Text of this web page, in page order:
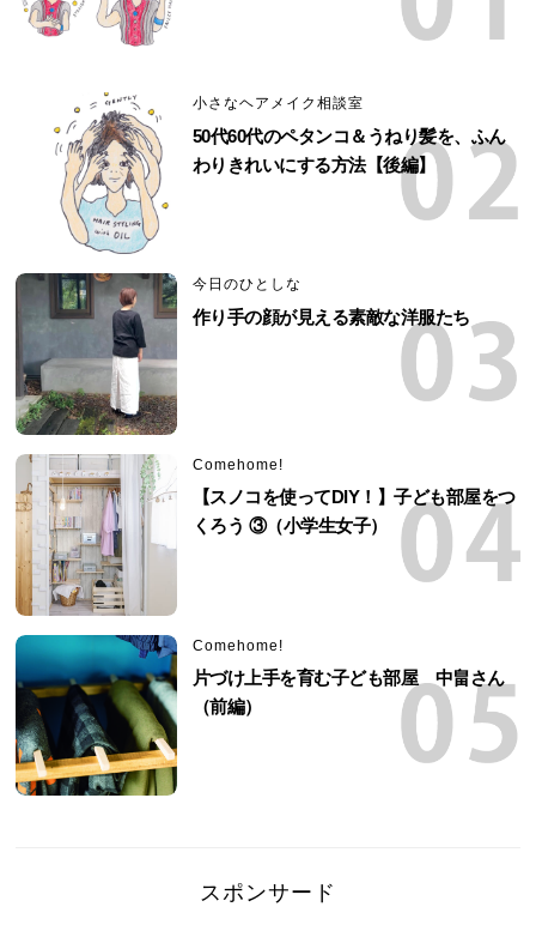
小さなヘアメイク相談室
50代60代のペタンコ＆うねり髪を、ふん
わりきれいにする方法【後編】
今日のひとしな
作り手の顔が見える素敵な洋服たち
Comehome!
【スノコを使ってDIY！】子ども部屋をつ
くろう ③（小学生女子）
Comehome!
片づけ上手を育む子ども部屋 中畠さん
（前編）
スポンサード